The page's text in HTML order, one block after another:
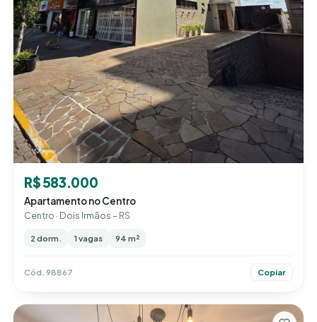
R$ 583.000
Apartamento no Centro
Centro · Dois Irmãos – RS
2 dorm. 1 vagas 94 m²
Cód. 98867 Copiar